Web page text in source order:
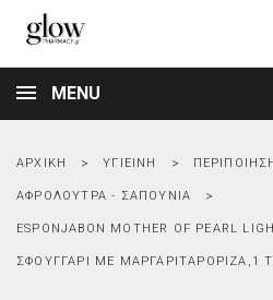
MENU
ΑΡΧΙΚΉ ΥΓΙΕΙΝΉ
ΑΦΡΌΛΟΥΤΡΑ - ΣΑΠΟΎΝΙΑ
ESPONJABON MOTHER OF PEARL
ΣΦΟΥΓΓΆΡΙ ΜΕ ΜΑΡΓΑΡΙΤΑΡΌΡΙΖΑ,1